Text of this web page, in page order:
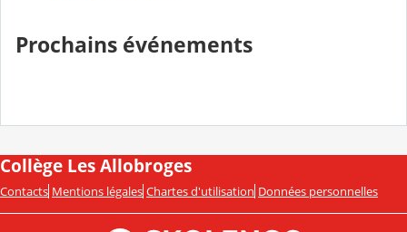
Prochains événements
Collège Les Allobroges
Contacts Mentions légales Chartes d'utilisation Données personnelles